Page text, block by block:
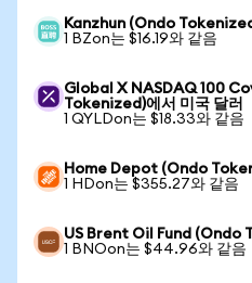
Kanzhun (Ondo
1 BZon는 $16.19와 같음
Global X NASDAQ 100
Tokenized)에서 미국 달러
1 QYLDon는 $18.33와 같음
Home Depot (Ondo
1 HDon는 $355.27와 같음
US Brent Oil Fund (Ondo
1 BNOon는 $44.96와 같음